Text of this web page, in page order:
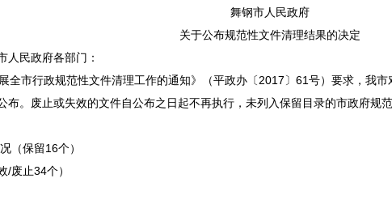
舞钢市人民政府
关于公布规范性文件清理结果的决定
人民政府各部门：
市行政规范性文件清理工作的通知》（平政办〔2017〕61号）要求，我
布。废止或失效的文件自公布之日起不再执行，未列入保留目录的市政府规
（保留16个）
止34个）